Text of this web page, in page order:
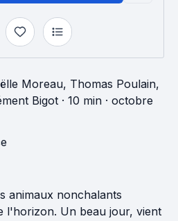
Moreau, Thomas Poulain,
Bigot · 10 min · octobre
animaux nonchalants
l'horizon. Un beau jour, vient